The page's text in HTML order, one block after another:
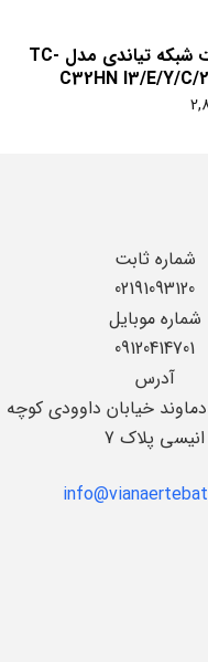
دوربین تحت شبکه تیاندی مدل TC-
C32HN I3/E/Y/C/
شماره ثابت
02191093120
شماره موبایل
09120414701
آدرس
خیابان داوودی کوچه
انیسی پلاک 7